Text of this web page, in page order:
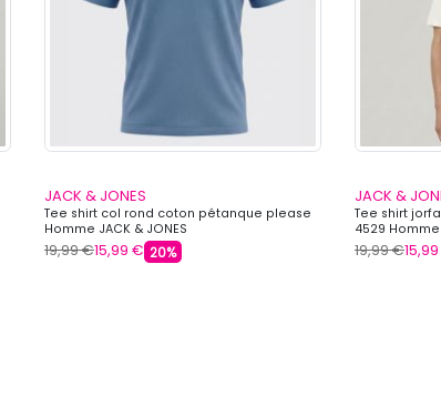
JACK & JONES
Tee shirt col rond coton pétanque please
Homme JACK & JONES
19,99 €15,99 € 20%
JACK &
Tee shirt
4529 Homme
19,99 €